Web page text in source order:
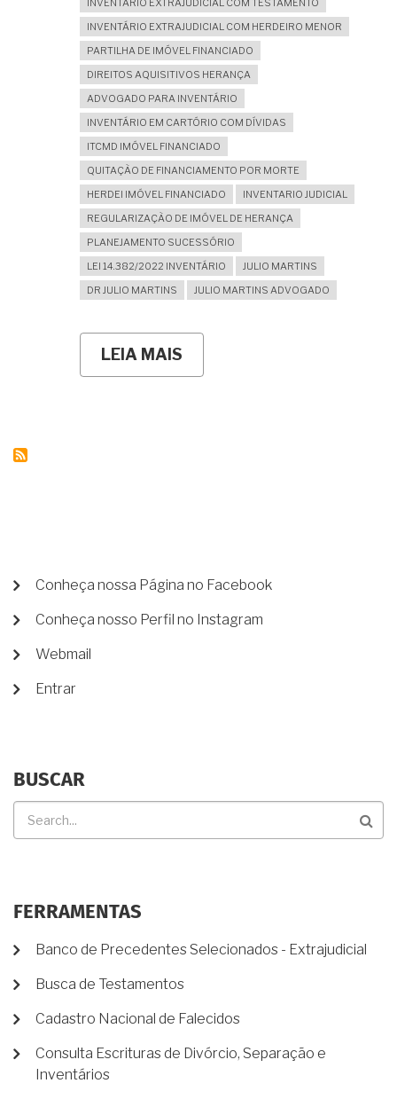
INVENTÁRIO EXTRAJUDICIAL COM HERDEIRO MENOR
PARTILHA DE IMÓVEL FINANCIADO
DIREITOS AQUISITIVOS HERANÇA
ADVOGADO PARA INVENTÁRIO
INVENTÁRIO EM CARTÓRIO COM DÍVIDAS
ITCMD IMÓVEL FINANCIADO
QUITAÇÃO DE FINANCIAMENTO POR MORTE
HERDEI IMÓVEL FINANCIADO
INVENTARIO JUDICIAL
REGULARIZAÇÃO DE IMÓVEL DE HERANÇA
PLANEJAMENTO SUCESSÓRIO
LEI 14.382/2022 INVENTÁRIO
JULIO MARTINS
DR JULIO MARTINS
JULIO MARTINS ADVOGADO
LEIA MAIS
INVENTÁRIO
MENU
CONTA
DE
Conheça nossa Página no Facebook
Conheça nosso Perfil no Instagram
Webmail
Entrar
BUSCAR
FERRAMENTAS
Banco de Precedentes Selecionados - Extrajudicial
Busca de Testamentos
Cadastro Nacional de Falecidos
Consulta Escrituras de Divórcio, Separação e
Inventários